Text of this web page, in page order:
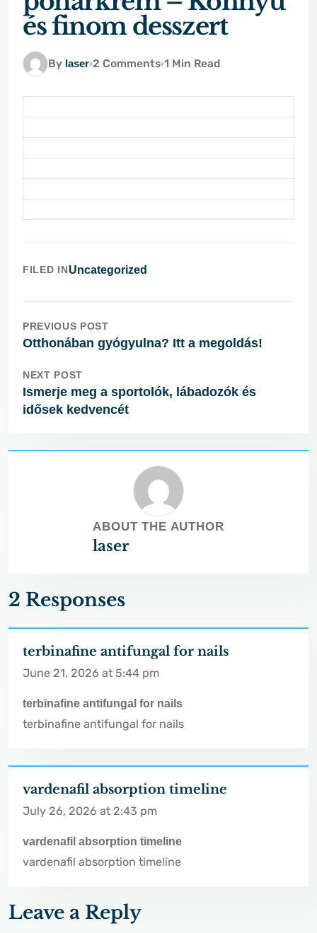
és finom desszert
By laser 2 Comments 1 Min Read
FILED INUncategorized
PREVIOUS POST
Otthonában gyógyulna? Itt a megoldás!
NEXT POST
Ismerje meg a sportolók, lábadozók és
idősek kedvencét
ABOUT THE AUTHOR
laser
2 Responses
terbinafine antifungal for nails
June 21, 2026 at 5:44 pm
terbinafine antifungal for nails
terbinafine antifungal for nails
vardenafil absorption timeline
July 26, 2026 at 2:43 pm
vardenafil absorption timeline
vardenafil absorption timeline
Leave a Reply